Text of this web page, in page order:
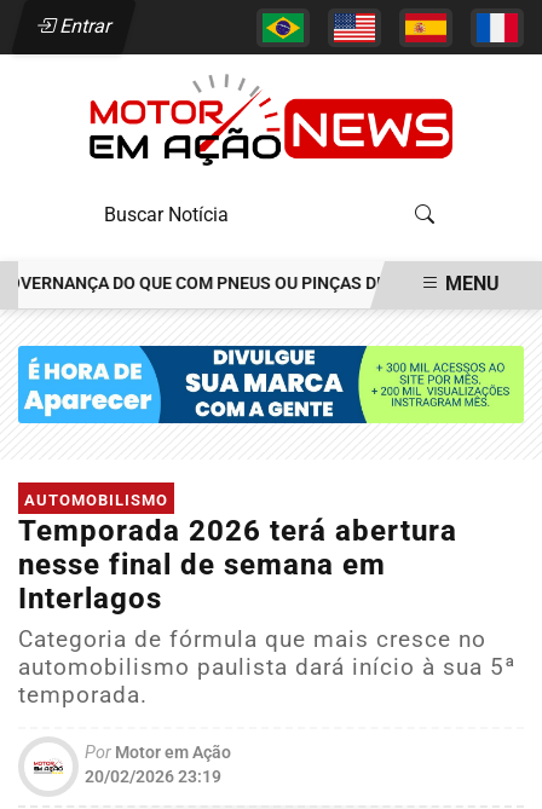
Entrar
DO QUE COM PNEUS OU PINÇAS DE FREIOS JOÃO
MENU
AUTOMOBILISMO
Temporada 2026 terá abertura
nesse final de semana em
Interlagos
Categoria de fórmula que mais cresce no
automobilismo paulista dará início à sua 5ª
temporada.
Por Motor em Ação
20/02/2026 23:19